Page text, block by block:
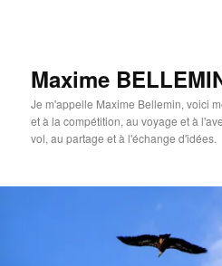
Maxime
Je m'appelle Maxime Bellemin, voici
et à la compétition, au voyage et à
vol, au partage et à l'échange d'idées.